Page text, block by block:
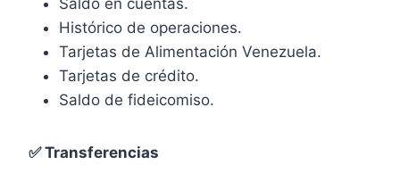
Histórico de operaciones.
Tarjetas de Alimentación Venezuela.
Tarjetas de crédito.
Saldo de fideicomiso.
✅ Transferencias